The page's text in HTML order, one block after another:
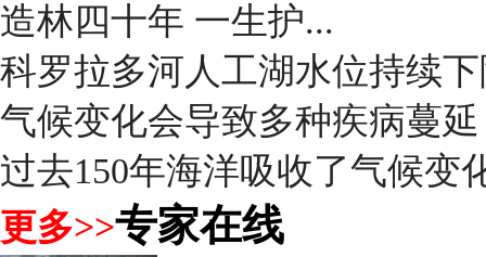
造林四十年 一生护...
科罗拉多河人工湖水位持续
气候变化会导致多种疾病蔓延
过去150年海洋吸收了气候变
更多>>专家在线